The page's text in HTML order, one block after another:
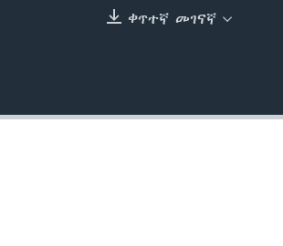
EMBED
ቀጥተኛ መገናኛ